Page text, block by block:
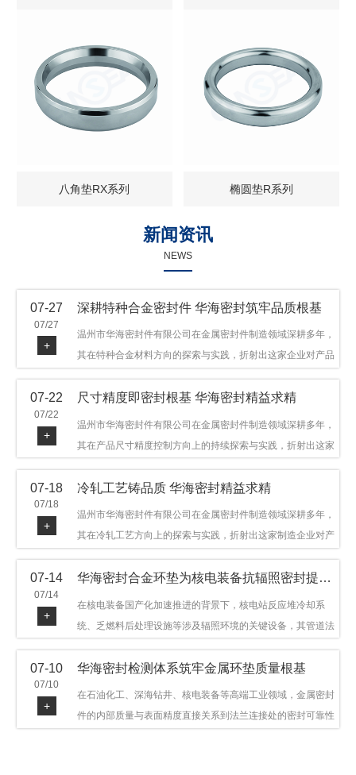
八角垫RX系列 椭圆垫R系列
新闻资讯
NEWS
07-27
07/27
+
深耕特种合金密封件 华海密封筑牢品质根基
温州市华海密封件有限公司在金属密封件制造领域深耕多年，
其在特种合金材料方向的探索与实践，折射出这家企业对产品
品，可提供多种材质方案，在石油机械、管道法兰、采油树、
07-22
07/22
+
尺寸精度即密封根基 华海密封精益求精
温州市华海密封件有限公司在金属密封件制造领域深耕多年，
其在产品尺寸精度控制方向上的持续探索与实践，折射出这家
产品，广泛应用于石油机械、管道法兰、采油树、井口装置等
领域。本文从尺寸精度的技术内涵及企业工艺积累等角度，呈
现华海密封在该领域的务实探索与稳步发展。
07-18
07/18
+
冷轧工艺铸品质 华海密封精益求精
温州市华海密封件有限公司在金属密封件制造领域深耕多年，
其在冷轧工艺方向上的探索与实践，折射出这家制造企业对产
品，广泛应用于石油机械、管道法兰、采油树、井口装置等领
步发展。
07-14
07/14
+
华海密封合金环垫为核电装备抗辐照密封提供可靠保障
在核电装备国产化加速推进的背景下，核电站反应堆冷却系
统、乏燃料后处理设施等涉及辐照环境的关键设备，其管道法
定与密封可靠。温州市华海密封件科技有限公司深耕金属密封
领域二十余年，依托八角垫、椭圆垫及RX/BX系列高压环垫等
全系列产品，以特种合金材质体系，为核电装备抗辐照密封提
供针对性配套方案。
07-10
07/10
+
华海密封检测体系筑牢金属环垫质量根基
在石油化工、深海钻井、核电装备等高端工业领域，金属密封
件的内部质量与表面精度直接关系到法兰连接处的密封可靠性